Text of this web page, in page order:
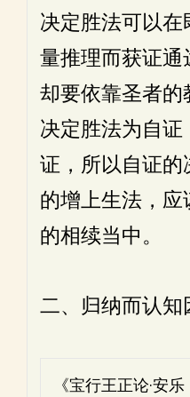
决定胜法可以
量推理而获证通
却要依靠圣者的
决定胜法为自
证，所以自证的
的增上生法，
的相续当中。
二、归纳而认知
《宝行王正论·安乐